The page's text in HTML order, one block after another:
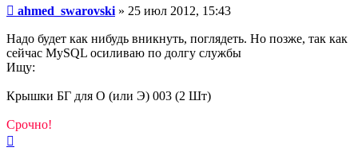
Сообщение
ahmed_swarovski » 25 июл 2012, 15:43
Надо будет как нибудь вникнуть, поглядеть. Но позже, так как
сейчас MySQL осиливаю по долгу службы
Ищу:
Крышки БГ для О (или Э) 003 (2 Шт)
Срочно!